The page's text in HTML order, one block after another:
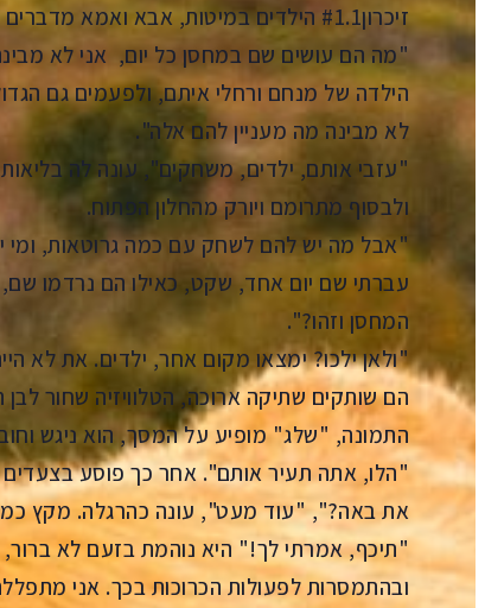
זיכרון#1.1 הילדים במיטות, אבא ואמא מדברים בסלון מול הטלוויזיה
"מה הם עושים שם במחסן כל יום, אני לא
הילדה של מנחם ורחלי איתם, ולפעמים גם
לא מבינה מה מעניין להם אלה".
"עזבי אותם, ילדים, משחקים", עונה לה
ולבסוף מתרומם ויורק מהחלון הפתוח.
"אבל מה יש להם לשחק עם כמה גרוטאות, ומי
עברתי שם יום אחד, שקט, כאילו הם נרדמו
המחסן וזהו?".
"ולאן ילכו? ימצאו מקום אחר, ילדים. את לא
הם שותקים שתיקה ארוכה, הטלוויזיה שחור
התמונה, "שלג" מופיע על המסך, הוא ניגש
"הלו, אתה תעיר אותם". אחר כך פוסע בצעדים
את באה?", "עוד מעט", עונה כהרגלה. מקץ
"תיכף, אמרתי לך!" היא נוהמת בזעם לא ברור,
ובהתמסרות לפעולות הכרוכות בכך. אני